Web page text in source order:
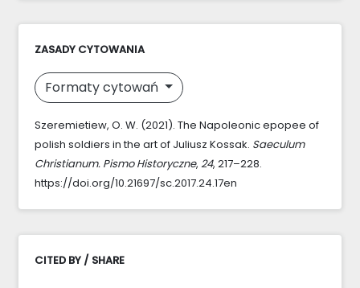
ZASADY CYTOWANIA
Formaty cytowań
Szeremietiew, O. W. (2021). The Napoleonic epopee of
polish soldiers in the art of Juliusz Kossak. Saeculum
Christianum. Pismo Historyczne, 24, 217–228.
https://doi.org/10.21697/sc.2017.24.17en
CITED BY / SHARE